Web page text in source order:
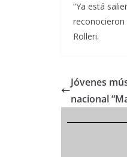
“Ya está
reconocieron
Rolleri.
Jóvenes
nacional